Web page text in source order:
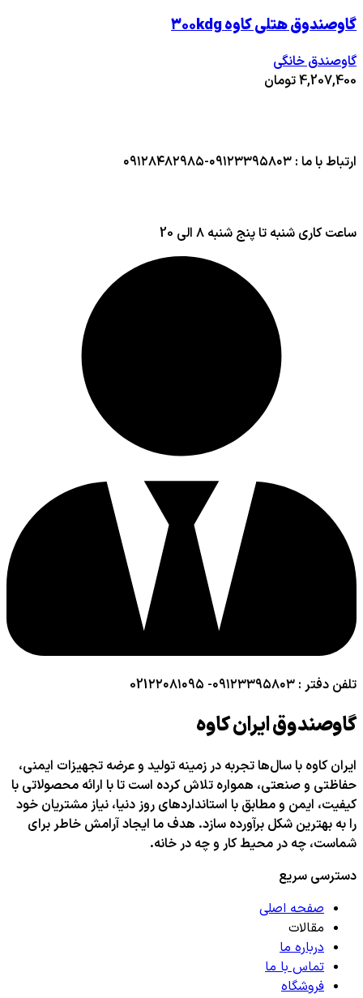
گاوصندوق هتلی کاوه ۳۰۰kdg
گاوصندق خانگی
4,207,400تومان
ارتباط با ما : ۰۹۱۲۳۳۹۵۸۰۳-۰۹۱۲۸۴۸۲۹۸۵
ساعت کاری شنبه تا پنج شنبه ۸ الی 20
تلفن دفتر : ۰۹۱۲۳۳۹۵۸۰۳- 021۲۲۰۸۱۰۹۵
گاوصندوق ایران کاوه
ایران کاوه با سال‌ها تجربه در زمینه تولید و عرضه تجهیزات ایمنی،
حفاظتی و صنعتی، همواره تلاش کرده است تا با ارائه محصولاتی با
کیفیت، ایمن و مطابق با استانداردهای روز دنیا، نیاز مشتریان خود
را به بهترین شکل برآورده سازد. هدف ما ایجاد آرامش خاطر برای
شماست، چه در محیط کار و چه در خانه.
دسترسی سریع
صفحه اصلی
مقالات
درباره ما
تماس با ما
فروشگاه